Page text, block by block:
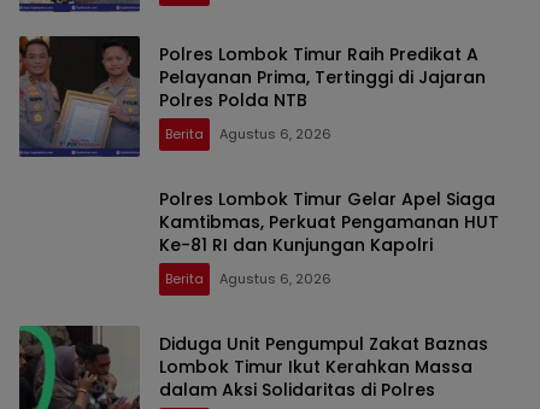
Polres Lombok Timur Raih Predikat A
Pelayanan Prima, Tertinggi di Jajaran
Polres Polda NTB
Berita Agustus 6, 2026
Polres Lombok Timur Gelar Apel Siaga
Kamtibmas, Perkuat Pengamanan HUT
Ke-81 RI dan Kunjungan Kapolri
Berita Agustus 6, 2026
Diduga Unit Pengumpul Zakat Baznas
Lombok Timur Ikut Kerahkan Massa
dalam Aksi Solidaritas di Polres